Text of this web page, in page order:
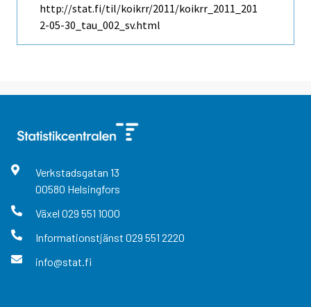
http://stat.fi/til/koikrr/2011/koikrr_2011_201
2-05-30_tau_002_sv.html
Verkstadsgatan 13
00580 Helsingfors
Växel 029 551 1000
Informationstjänst 029 551 2220
info@stat.fi